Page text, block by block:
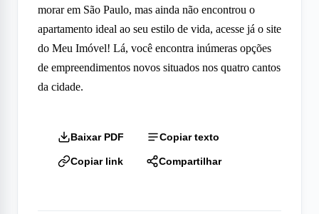
morar em São Paulo, mas ainda não encontrou o
apartamento ideal ao seu estilo de vida, acesse já o site
do Meu Imóvel! Lá, você encontra inúmeras opções
de empreendimentos novos situados nos quatro cantos
da cidade.
Baixar PDF Copiar texto
Copiar link Compartilhar